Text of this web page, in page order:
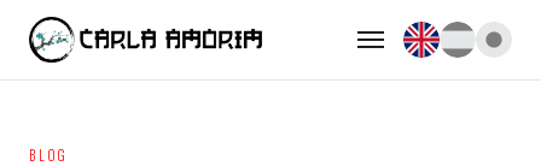
BLOG